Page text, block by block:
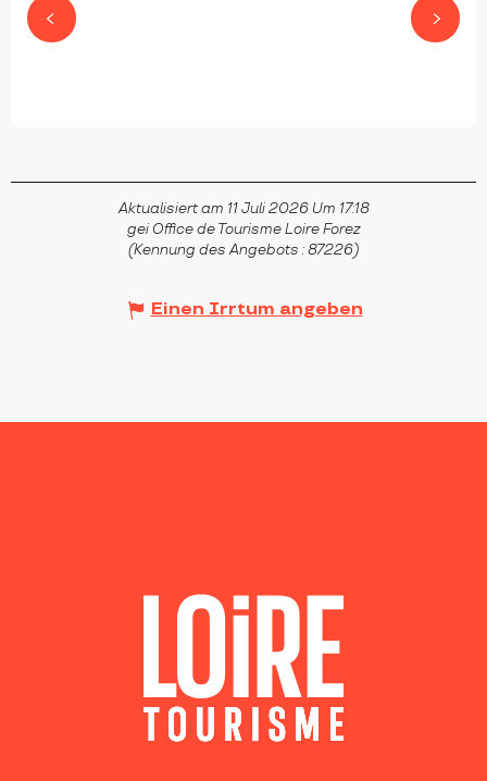
SAINT-JUST-SAINT-RAMBERT
Aktualisiert am 11 Juli 2026 Um 17:18
gei Office de Tourisme Loire Forez
(Kennung des Angebots :87226)
Einen Irrtum angeben